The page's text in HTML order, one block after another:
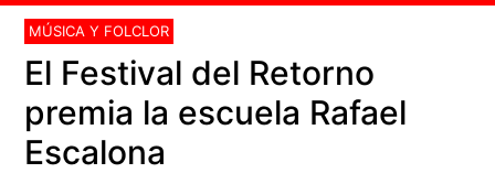
MÚSICA Y FOLCLOR
El Festival del Retorno
premia la escuela Rafael
Escalona